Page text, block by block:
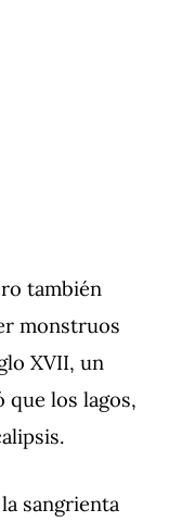
también
monstruos
XVII, un
que los lagos,
sangrienta